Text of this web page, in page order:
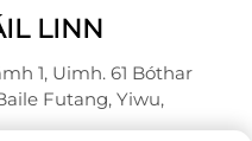
LINN
1, Uimh. 61 Bóthar
Futang, Yiwu,